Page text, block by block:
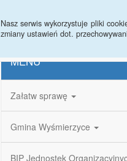
Nasz serwis wykorzystuje pliki
zmiany ustawień dot.
MENU
Załatw sprawę
Gmina Wyśmierzyce
BIP Jednostek